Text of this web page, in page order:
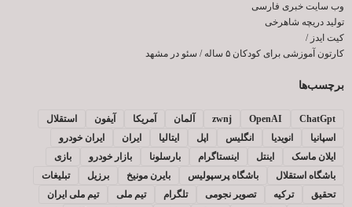
وب سایت خبری فارسی
تولید دریچه شاهرخی
کیت ایدز /
کارتون آموزشی برای کودکان ۵ ساله
/ سئو در مشهد
برچسب‌ها
ChatGpt
OpenAI
zwnj آلمان آمریکا آیفون
استقلال
اسپانیا
انویدیا انگلیس اپل ایتالیا ایران
ایران خودرو
ایلان ماسک
اینتل اینستاگرام بارسلونا بازار خودرو
بازی
باشگاه استقلال
باشگاه پرسپولیس بایرن مونیخ برزیل
تبلیغات
تحقیق
ترکیه تصویر نجومی تلگرام تیم ملی
تیم ملی ایران